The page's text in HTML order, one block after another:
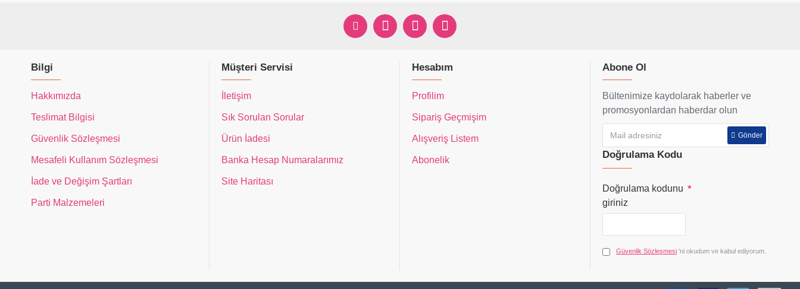
Bilgi
Hakkımızda
Teslimat Bilgisi
Güvenlik Sözleşmesi
Mesafeli Kullanım Sözleşmesi
İade ve Değişim Şartları
Parti Malzemeleri
Müşteri Servisi
İletişim
Sık Sorulan Sorular
Ürün İadesi
Banka Hesap Numaralarımız
Site Haritası
Hesabım
Profilim
Sipariş Geçmişim
Alışveriş Listem
Abonelik
Abone Ol
Bültenimize kaydolarak haberler ve
promosyonlardan haberdar olun
Gönder
Doğrulama Kodu
Doğrulama kodunu
giriniz
Güvenlik Sözleşmesi 'ni okudum ve kabul ediyorum.